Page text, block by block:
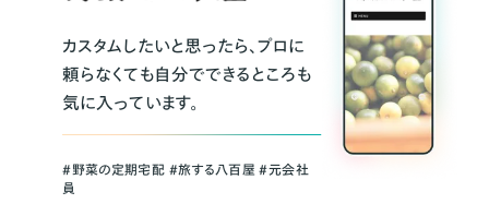
カスタムしたいと思ったら、プロに
頼らなくても自分でできるところも
気に入っています。
＃野菜の定期宅配 ＃旅する八百屋 ＃元会社
員